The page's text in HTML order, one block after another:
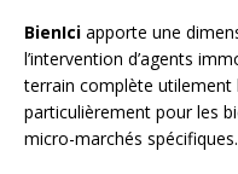
BienIci apporte une
l’intervention d’agents
terrain complète utilement
particulièrement pour les
micro-marchés spécifiques.